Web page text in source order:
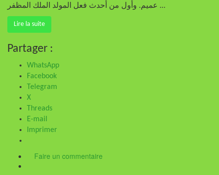
عميم. وأول من أحدث فعل المولد الملك المظفر …
Lire la suite
Partager :
WhatsApp
Facebook
Telegram
X
Threads
E-mail
Imprimer
Faire un commentaire